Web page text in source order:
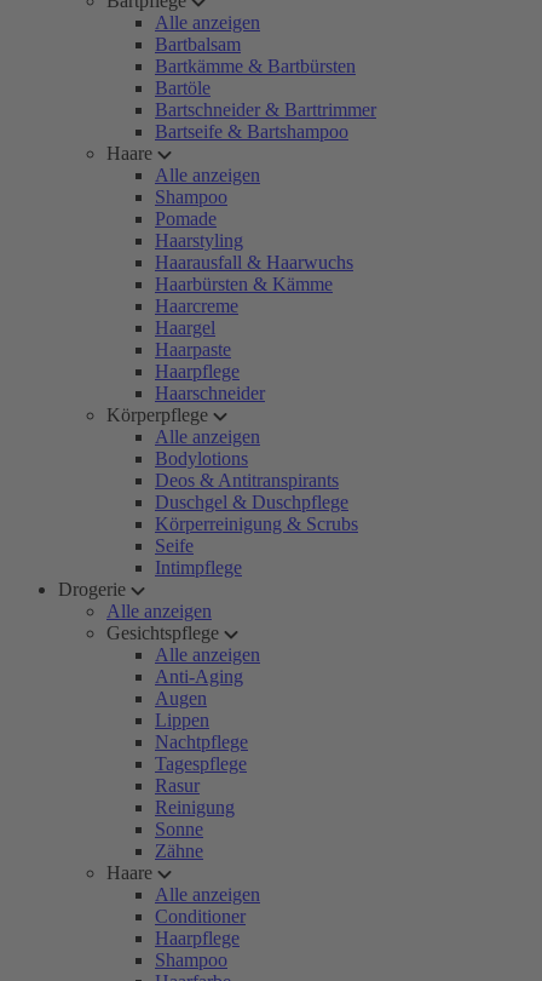
Alle anzeigen
Bartbalsam
Bartkämme & Bartbürsten
Bartöle
Bartschneider & Barttrimmer
Bartseife & Bartshampoo
Haare
Alle anzeigen
Shampoo
Pomade
Haarstyling
Haarausfall & Haarwuchs
Haarbürsten & Kämme
Haarcreme
Haargel
Haarpaste
Haarpflege
Haarschneider
Körperpflege
Alle anzeigen
Bodylotions
Deos & Antitranspirants
Duschgel & Duschpflege
Körperreinigung & Scrubs
Seife
Intimpflege
Drogerie
Alle anzeigen
Gesichtspflege
Alle anzeigen
Anti-Aging
Augen
Lippen
Nachtpflege
Tagespflege
Rasur
Reinigung
Sonne
Zähne
Haare
Alle anzeigen
Conditioner
Haarpflege
Shampoo